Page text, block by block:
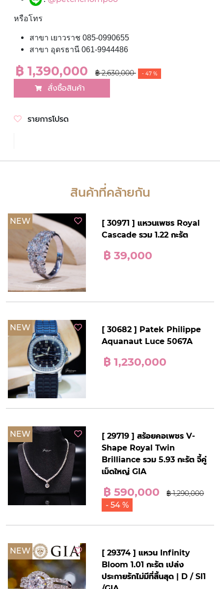
หรือโทร
สาขา เยาวราช 085-0990655
สาขา อุดรธานี 061-9944486
฿ 1,390,000 ฿ 2,630,000 - 47 %
สั่งซื้อสินค้า
รายการโปรด
สินค้าที่คล้ายกัน
NEW
[ 30971 ] แหวนเพชร Royal
Cascade รวม 1.22 กะรัต
฿ 39,000
NEW
[ 30682 ] Patek Philippe
Aquanaut Luce 5067A
฿ 1,230,000
NEW
[ 29719 ] สร้อยคอเพชร V-
Shape Royal Twin
Brilliance รวม 5.93 กะรัต จี้คู่
เม็ดใหญ่ GIA
฿ 590,000 ฿ 1,290,000
- 54 %
NEW
[ 29374 ] แหวน Infinity
Bloom 1.01 กะรัต เปล่ง
ประกายรักไม่มีที่สิ้นสุด | D / SI1